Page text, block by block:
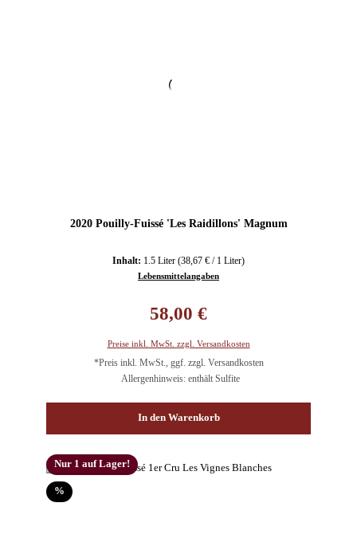
2020 Pouilly-Fuissé 'Les Raidillons' Magnum
Inhalt: 1.5 Liter (38,67 € / 1 Liter)
Lebensmittelangaben
58,00 €
Preise inkl. MwSt. zzgl. Versandkosten
*Preis inkl. MwSt., ggf. zzgl. Versandkosten
Allergenhinweis: enthält Sulfite
In den Warenkorb
Nur 1 auf Lager!
%Rabatt